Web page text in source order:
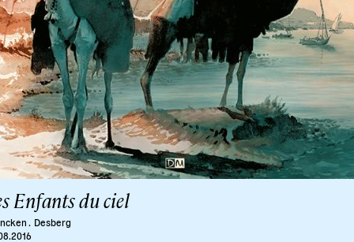
Enfants du ciel
. Desberg